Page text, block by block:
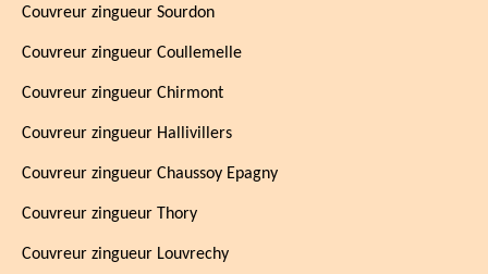
Couvreur zingueur Sourdon
Couvreur zingueur Coullemelle
Couvreur zingueur Chirmont
Couvreur zingueur Hallivillers
Couvreur zingueur Chaussoy Epagny
Couvreur zingueur Thory
Couvreur zingueur Louvrechy